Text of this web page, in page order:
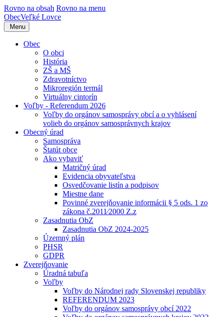
Rovno na obsah Rovno na menu
ObecVeľké Lovce
Menu
Obec
O obci
História
ZŠ a MŠ
Zdravotníctvo
Mikroregión termál
Virtuálny cintorín
Voľby - Referendum 2026
Voľby do orgánov samosprávy obcí a o vyhlásení
volieb do orgánov samosprávnych krajov
Obecný úrad
Samospráva
Štatút obce
Ako vybaviť
Matričný úrad
Evidencia obyvateľstva
Osvedčovanie listín a podpisov
Miestne dane
Povinné zverejňovanie informácii § 5 ods. 1 zo
zákona č.2011⁄2000 Z.z
Zasadnutia ObZ
Zasadnutia ObZ 2024-2025
Územný plán
PHSR
GDPR
Zverejňovanie
Úradná tabuľa
Voľby
Voľby do Národnej rady Slovenskej republiky
REFERENDUM 2023
Voľby do orgánov samosprávy obcí 2022